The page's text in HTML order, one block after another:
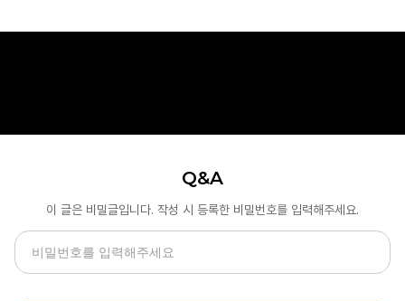
Q&A
이 글은 비밀글입니다. 작성 시 등록한 비밀번호를 입력해주세요.